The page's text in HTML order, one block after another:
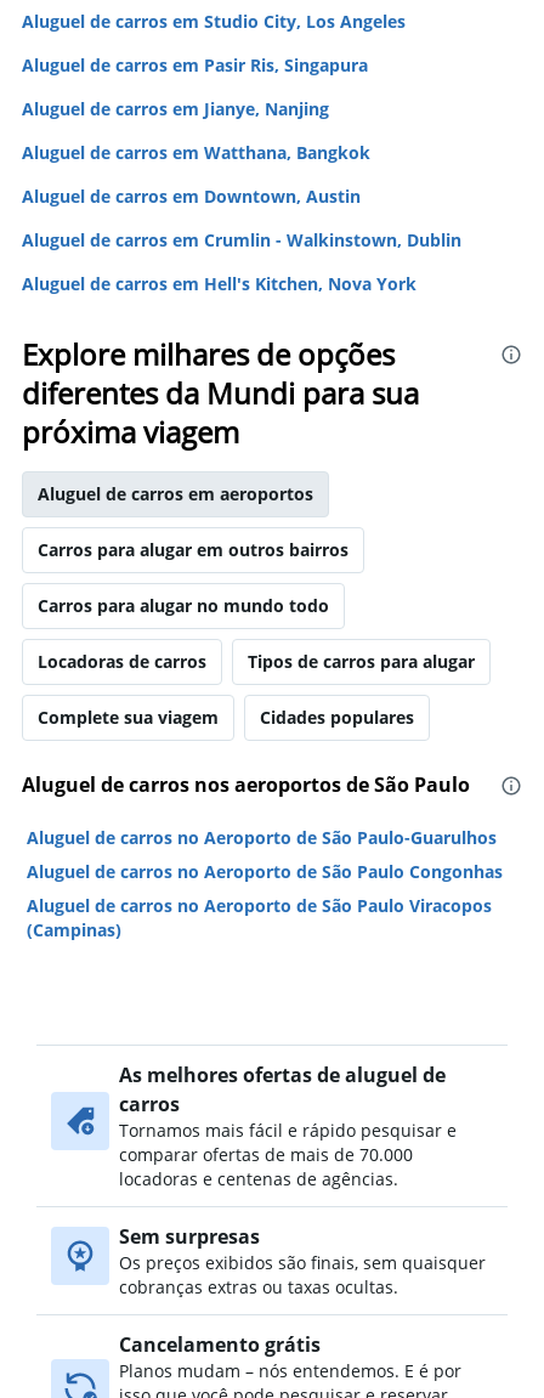
Aluguel de carros em Studio City, Los Angeles
Aluguel de carros em Pasir Ris, Singapura
Aluguel de carros em Jianye, Nanjing
Aluguel de carros em Watthana, Bangkok
Aluguel de carros em Downtown, Austin
Aluguel de carros em Crumlin - Walkinstown, Dublin
Aluguel de carros em Hell's Kitchen, Nova York
Explore milhares de opções
diferentes da Mundi para sua
próxima viagem
Aluguel de carros em aeroportos
Carros para alugar em outros bairros
Carros para alugar no mundo todo
Locadoras de carros Tipos de carros para alugar
Complete sua viagem Cidades populares
Aluguel de carros nos aeroportos de São Paulo
Aluguel de carros no Aeroporto de São Paulo-Guarulhos
Aluguel de carros no Aeroporto de São Paulo Congonhas
Aluguel de carros no Aeroporto de São Paulo Viracopos
(Campinas)
As melhores ofertas de aluguel de
carros
Tornamos mais fácil e rápido pesquisar e
comparar ofertas de mais de 70.000
locadoras e centenas de agências.
Sem surpresas
Os preços exibidos são finais, sem quaisquer
cobranças extras ou taxas ocultas.
Cancelamento grátis
Planos mudam – nós entendemos. E é por